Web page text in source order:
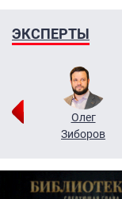
ЭКСПЕРТЫ
Олег
Зиборов